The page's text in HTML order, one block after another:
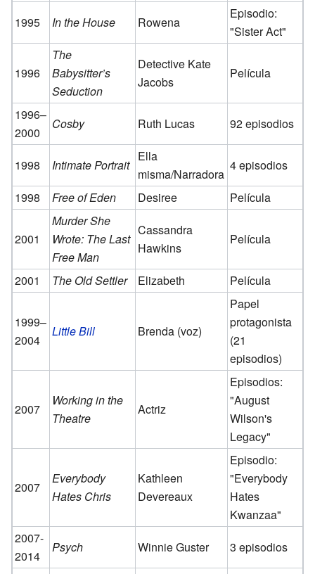
1995 In the House Rowena
Episodio:
"Sister Act"
1996
The
Babysitter’s
Seduction
Detective Kate
Jacobs
Película
1996–
2000
Cosby Ruth Lucas 92 episodios
1998 Intimate Portrait
Ella
misma/Narradora
4 episodios
1998
Free of Eden Desiree Película
2001
Murder She
Wrote: The Last
Free Man
Cassandra
Hawkins
Película
2001 The Old Settler Elizabeth Película
1999–
2004
Little Bill Brenda (voz)
Papel
protagonista
(21
episodios)
2007
Working in the
Theatre
Actriz
Episodios:
"August
Wilson's
Legacy"
2007
Everybody
Hates Chris
Kathleen
Devereaux
Episodio:
"Everybody
Hates
Kwanzaa"
2007-
2014
Psych Winnie Guster 3 episodios